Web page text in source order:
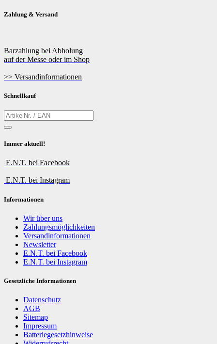
Zahlung & Versand
Barzahlung bei Abholung
auf der Messe oder im Shop
>> Versandinformationen
Schnellkauf
Immer aktuell!
E.N.T. bei Facebook
E.N.T. bei Instagram
Informationen
Wir über uns
Zahlungsmöglichkeiten
Versandinformationen
Newsletter
E.N.T. bei Facebook
E.N.T. bei Instagram
Gesetzliche Informationen
Datenschutz
AGB
Sitemap
Impressum
Batteriegesetzhinweise